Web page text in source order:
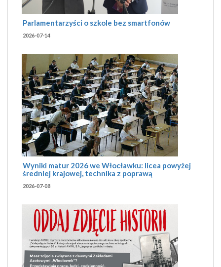
Parlamentarzyści o szkole bez smartfonów
2026-07-14
Wyniki matur 2026 we Włocławku: licea powyżej
średniej krajowej, technika z poprawą
2026-07-08